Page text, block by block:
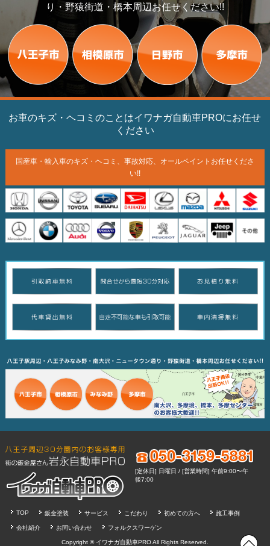
り・野猿街道・橋本周辺お任せください!!
お車のキズ・ヘコミのことはイワナガ自動車PROにお任せ
ください
国産車・輸入車のキズ・ヘコミ、 事故対応、オールペイント お任せくださ
い!!
[定休日] 日曜日 / [営業時間] 午前9:00〜午
後7:00
TOP 鈑金塗装 サービス こだわり 初めての方へ 施工事例
会社紹介 お問い合わせ フォルクスワーゲン
Copyright ® イワナガ自動車PROAll Rights Reserved.